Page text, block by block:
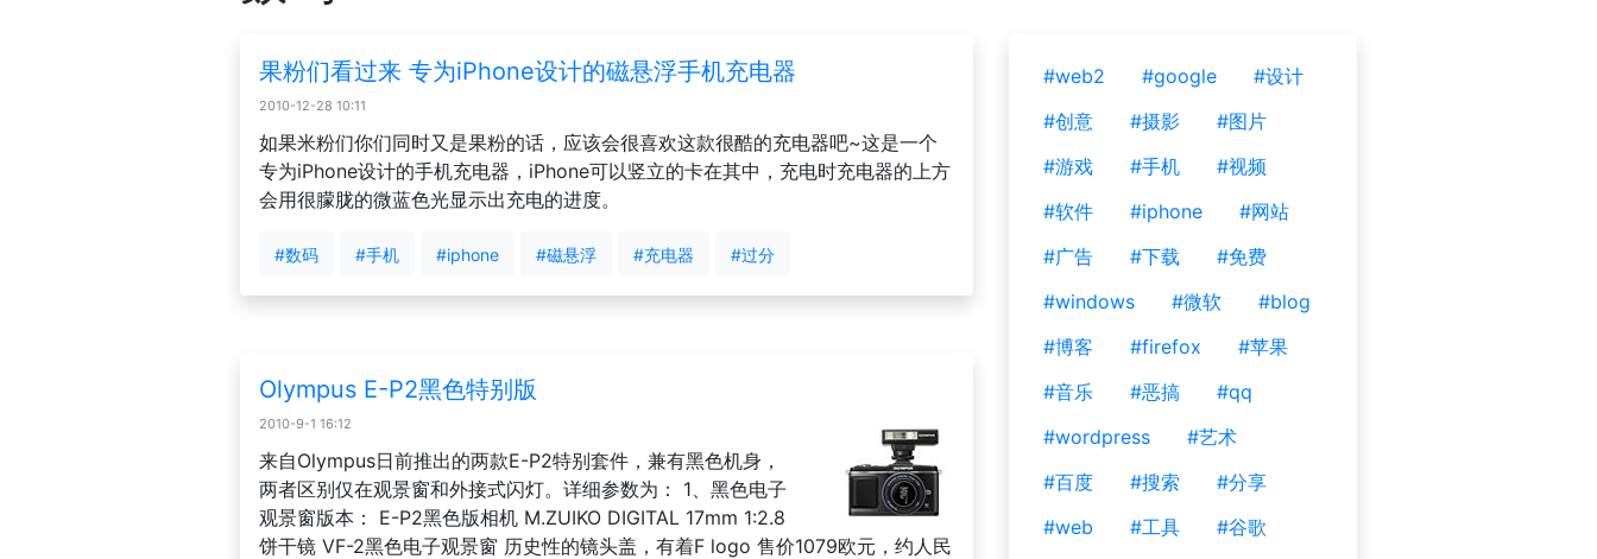
果粉们看过来 专为iPhone设计的磁悬浮手机充电器
2010-12-28 10:11
如果米粉们你们同时又是果粉的话，应该会很喜欢这款很酷的充电器吧~这是一个
专为iPhone设计的手机充电器，iPhone可以竖立的卡在其中，充电时充电器的上方
会用很朦胧的微蓝色光显示出充电的进度。
#数码 #手机 #iphone #磁悬浮 #充电器 #过分
Olympus E-P2黑色特别版
2010-9-1 16:12
来自Olympus日前推出的两款E-P2特别套件，兼有黑色机身，
两者区别仅在观景窗和外接式闪灯。详细参数为： 1、黑色电子
观景窗版本： E-P2黑色版相机 M.ZUIKO DIGITAL 17mm 1:2.8
饼干镜 VF-2黑色电子观景窗 历史性的镜头盖，有着F logo 售价1079欧元，约人民
#web2 #google
#设计
#创意
#摄影
#图片
#游戏
#手机
#视频
#软件
#iphone
#网站
#广告
#下载
#免费
#windows
#微软
#blog
#博客
#firefox
#苹果
#音乐
#恶搞
#qq
#wordpress
#艺术
#百度
#搜索
#分享
#web
#工具
#谷歌